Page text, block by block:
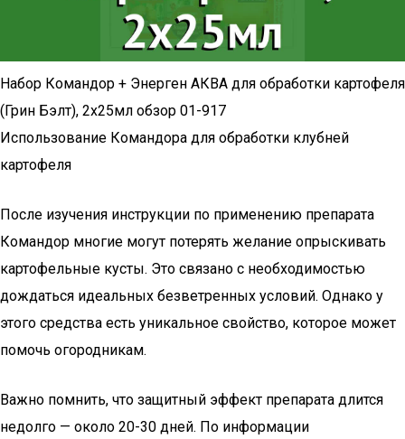
Набор Командор + Энерген АКВА для обработки картофеля
(Грин Бэлт), 2х25мл обзор 01-917
Использование Командора для обработки клубней
картофеля
После изучения инструкции по применению препарата
Командор многие могут потерять желание опрыскивать
картофельные кусты. Это связано с необходимостью
дождаться идеальных безветренных условий. Однако у
этого средства есть уникальное свойство, которое может
помочь огородникам.
Важно помнить, что защитный эффект препарата длится
недолго — около 20-30 дней. По информации